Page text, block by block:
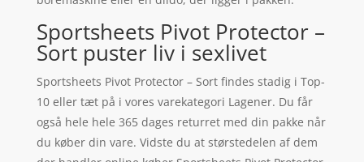
Sportsheets Pivot Protector –
Sort puster liv i sexlivet
Sportsheets Pivot Protector – Sort findes stadig i Top-
10 eller tæt på i vores varekategori Lagener. Du får
også hele hele 365 dages returret med din pakke når
du køber din vare. Vidste du at størstedelen af dem